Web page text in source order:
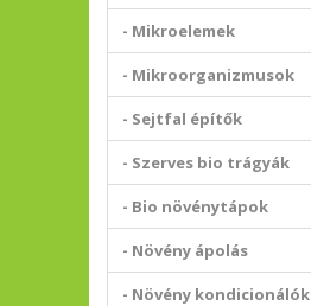
- Mikroelemek
- Mikroorganizmusok
- Sejtfal építők
- Szerves bio trágyák
- Bio növénytápok
- Növény ápolás
- Növény kondicionálók